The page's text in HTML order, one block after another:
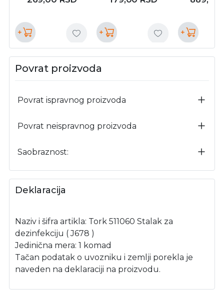
+ + +
Povrat proizvoda
Povrat ispravnog proizvoda
Povrat neispravnog proizvoda
Saobraznost:
Deklaracija
Naziv i šifra artikla: Tork 511060 Stalak za
dezinfekciju ( J678 )
Jedinična mera: 1 komad
Tačan podatak o uvozniku i zemlji porekla je
naveden na deklaraciji na proizvodu.